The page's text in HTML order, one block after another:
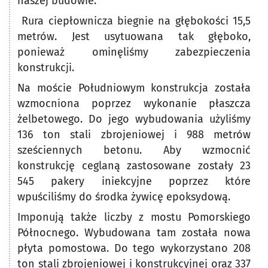
Rura ciepłownicza biegnie na głębokości 15,5
metrów. Jest usytuowana tak głęboko,
ponieważ ominęliśmy zabezpieczenia
konstrukcji.
Na moście Południowym konstrukcja została
wzmocniona poprzez wykonanie płaszcza
żelbetowego. Do jego wybudowania użyliśmy
136 ton stali zbrojeniowej i 988 metrów
sześciennych betonu. Aby wzmocnić
konstrukcję ceglaną zastosowane zostały 23
545 pakery iniekcyjne poprzez które
wpuściliśmy do środka żywicę epoksydową.
Imponują także liczby z mostu Pomorskiego
Północnego. Wybudowana tam została nowa
płyta pomostowa. Do tego wykorzystano 208
ton stali zbrojeniowej i konstrukcyjnej oraz 337